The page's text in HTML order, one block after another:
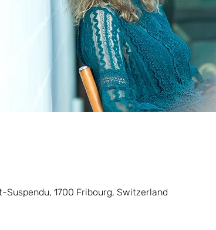
Suspendu, 1700 Fribourg, Switzerland